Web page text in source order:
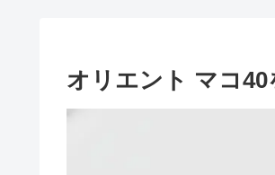
オリエント マコ